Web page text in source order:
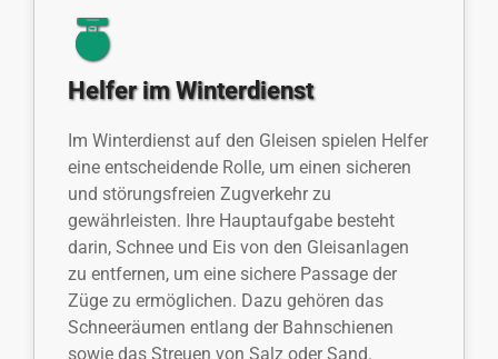
Helfer im Winterdienst
Im Winterdienst auf den Gleisen spielen Helfer
eine entscheidende Rolle, um einen sicheren
und störungsfreien Zugverkehr zu
gewährleisten. Ihre Hauptaufgabe besteht
darin, Schnee und Eis von den Gleisanlagen
zu entfernen, um eine sichere Passage der
Züge zu ermöglichen. Dazu gehören das
Schneeräumen entlang der Bahnschienen
sowie das Streuen von Salz oder Sand.